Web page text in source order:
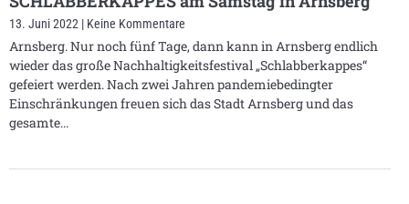
13. Juni 2022 Keine Kommentare
Arnsberg. Nur noch fünf Tage, dann kann in Arnsberg endlich
wieder das große Nachhaltigkeitsfestival „Schlabberkappes“
gefeiert werden. Nach zwei Jahren pandemiebedingter
Einschränkungen freuen sich das Stadt Arnsberg und das
gesamte